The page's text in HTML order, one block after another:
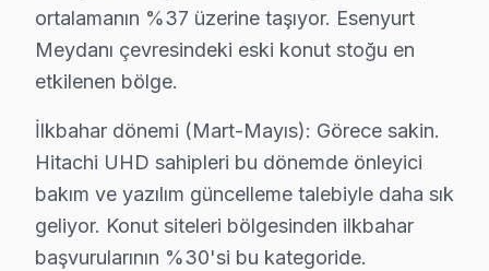
ortalamanın %37 üzerine taşıyor. Esenyurt
Meydanı çevresindeki eski konut stoğu en
etkilenen bölge.
İlkbahar dönemi (Mart-Mayıs): Görece sakin.
Hitachi UHD sahipleri bu dönemde önleyici
bakım ve yazılım güncelleme talebiyle daha sık
geliyor. Konut siteleri bölgesinden ilkbahar
başvurularının %30'si bu kategoride.